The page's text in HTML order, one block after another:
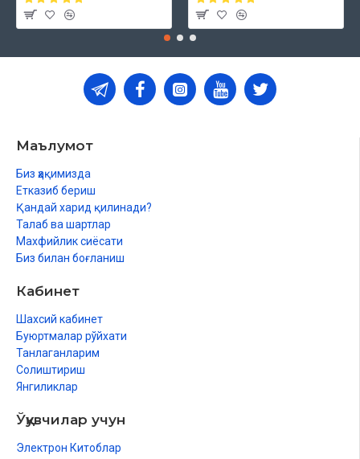
Маълумот
Биз ҳақимизда
Етказиб бериш
Қандай харид қилинади?
Талаб ва шартлар
Махфийлик сиёсати
Биз билан боғланиш
Кабинет
Шахсий кабинет
Буюртмалар рўйхати
Танлаганларим
Солиштириш
Янгиликлар
Ўқувчилар учун
Электрон Китоблар